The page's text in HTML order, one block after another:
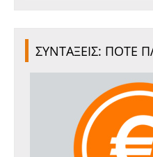
ΣΥΝΤΑΞΕΙΣ: ΠΟΤΕ